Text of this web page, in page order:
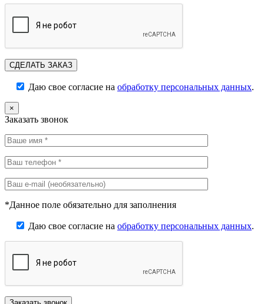
Даю свое согласие на обработку персональных данных.
×
Заказать звонок
*Данное поле обязательно для заполнения
Даю свое согласие на обработку персональных данных.